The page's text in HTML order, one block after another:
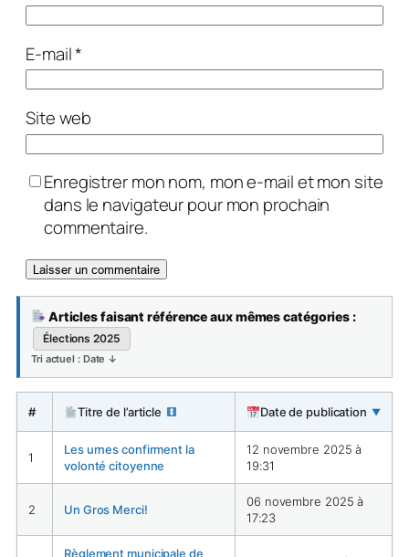
E-mail*
Site web
Enregistrer mon nom, mon e-mail et mon site
dans le navigateur pour mon prochain
commentaire.
Articles faisant référence aux mêmes catégories :
Élections 2025
Tri actuel : Date ↓
# Titre de l’article Date de publication ▼
1
Les urnes confirment la
volonté citoyenne
12 novembre 2025 à
19:31
2 Un Gros Merci!
06 novembre 2025 à
17:23
Règlement municipale de